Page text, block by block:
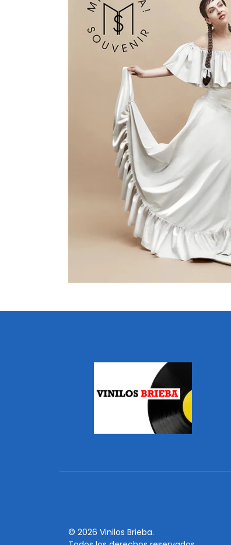
© 2026 Vinilos Brieba.